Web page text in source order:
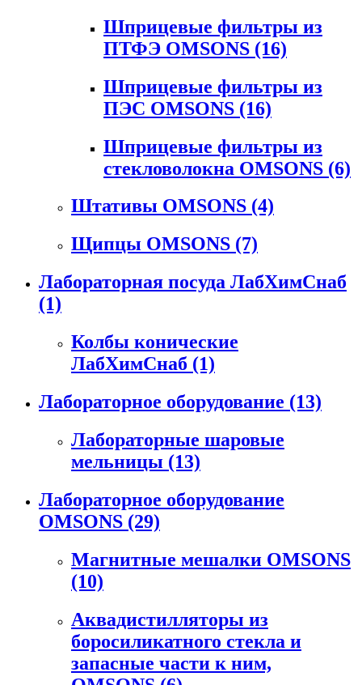
Шприцевые фильтры из
ПТФЭ OMSONS (16)
Шприцевые фильтры из
ПЭС OMSONS (16)
Шприцевые фильтры из
стекловолокна OMSONS (6)
Штативы OMSONS (4)
Щипцы OMSONS (7)
Лабораторная посуда ЛабХимСнаб
(1)
Колбы конические
ЛабХимСнаб (1)
Лабораторное оборудование (13)
Лабораторные шаровые
мельницы (13)
Лабораторное оборудование
OMSONS (29)
Магнитные мешалки OMSONS
(10)
Аквадистилляторы из
боросиликатного стекла и
запасные части к ним,